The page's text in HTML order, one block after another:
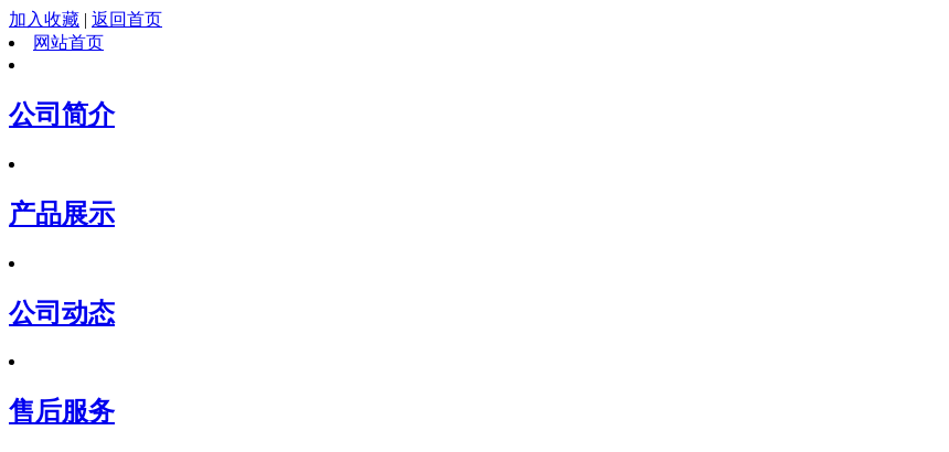
加入收藏 | 返回首页
网站首页
公司简介
产品展示
公司动态
售后服务